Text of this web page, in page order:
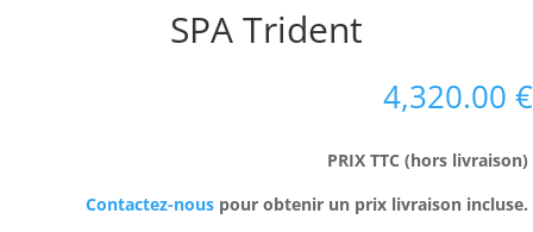
SPA Trident
4,320.00 €
PRIX TTC (hors livraison)
Contactez-nouspour obtenir un prix livraison incluse.